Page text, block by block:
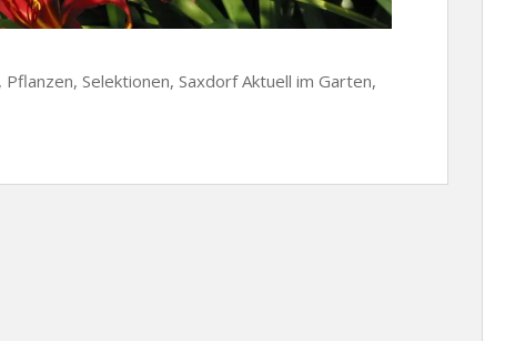
Selektionen, Saxdorf Aktuell im Garten,